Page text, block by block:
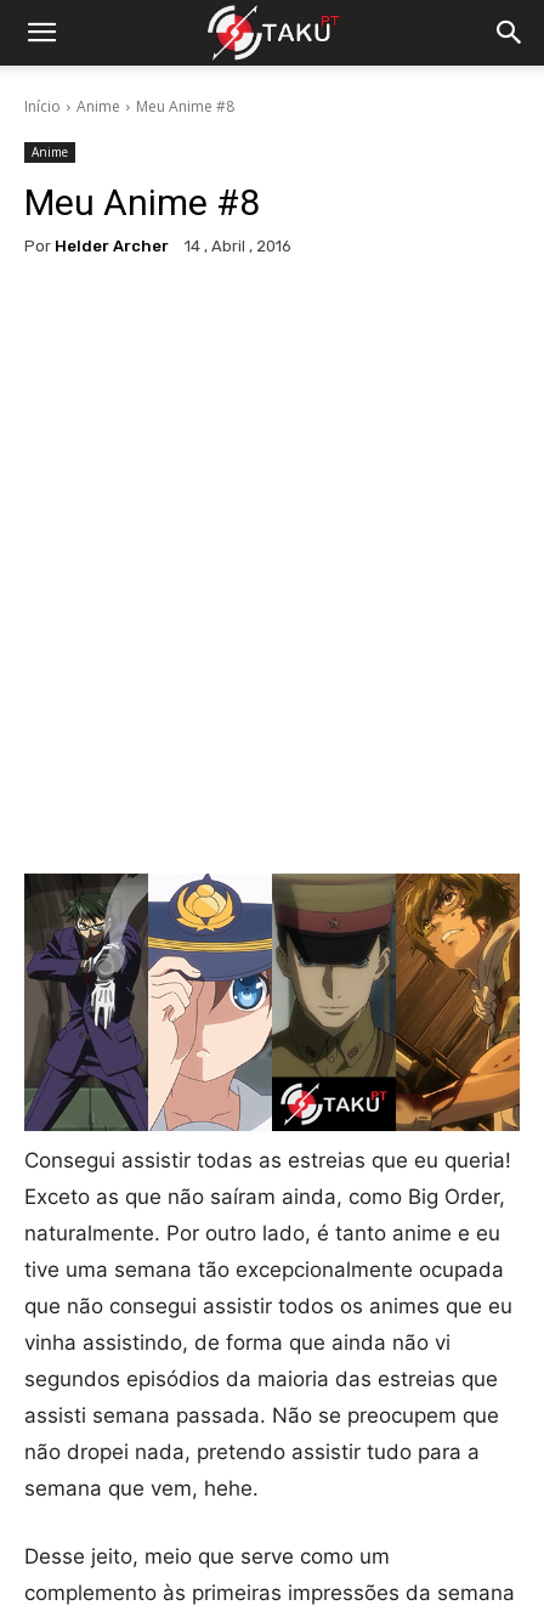
Início Anime Meu Anime #8
Anime
Meu Anime #8
Por Helder Archer 14 , Abril , 2016
Consegui assistir todas as estreias que eu queria!
Exceto as que não saíram ainda, como Big Order,
naturalmente. Por outro lado, é tanto anime e eu
tive uma semana tão excepcionalmente ocupada
que não consegui assistir todos os animes que eu
vinha assistindo, de forma que ainda não vi
segundos episódios da maioria das estreias que
assisti semana passada. Não se preocupem que
não dropei nada, pretendo assistir tudo para a
semana que vem, hehe.
Desse jeito, meio que serve como um
complemento às primeiras impressões da semana